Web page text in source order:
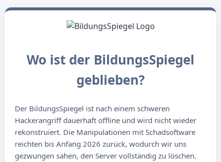
Wo ist der BildungsSpiegel
geblieben?
Der BildungsSpiegel ist nach einem schweren
Hackerangriff dauerhaft offline und wird nicht wieder
rekonstruiert. Die Manipulationen mit Schadsoftware
reichten bis Anfang 2026 zurück, wodurch wir uns
gezwungen sahen, den Server vollständig zu löschen.